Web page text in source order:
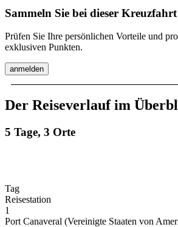
Sammeln Sie bei dieser
Prüfen Sie Ihre persönlichen Vorteile und
exklusiven Punkten.
anmelden
Der Reiseverlauf im
5 Tage, 3 Orte
Tag
Reisestation
1
Port Canaveral (Vereinigte Staaten von